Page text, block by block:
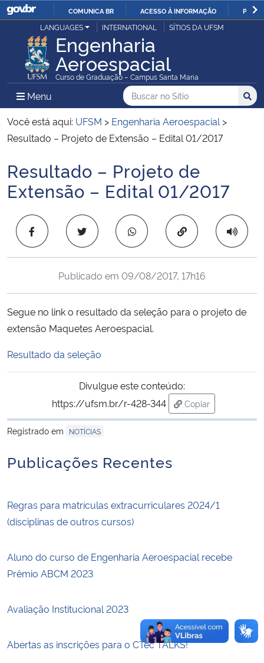
IR
PARA
O
CONTEÚDO
COMUNICA BR ACESSO À INFORMAÇÃO
Ministério da Justiça e Segurança Pública
Ministério da Defesa
Ministério das Relações Exteriores
Ministério da Infraestrutura
Ministério da Educação
Ministério da Cidadania
Ministério de Minas e Energia
Ministério do Meio Ambiente
Ministério do Turismo
Ministério do Desenvolvimento Regional
Ministério da Mulher, da Família e dos Direitos Humanos
Secretaria-Geral
Advocacia-Geral da União
LANGUAGES INTERNATIONAL SÍTIOS DA UFSM
Engenharia
Aeroespacial
Curso de Graduação – Campus Santa Maria
Menu Menu Principal do Sítio
Busca
Buscar no no Sítio
Busca:
Você está aqui: UFSM > Engenharia Aeroespacial >
Resultado – Projeto de Extensão – Edital 01/2017
Início do conteúdo
Resultado – Projeto de
Extensão – Edital 01/2017
Copiar para área
Publicado em 09/08/2017, 17h16
Segue no link o resultado da seleção para o projeto de
extensão Maquetes Aeroespacial.
Resultado da seleção
Divulgue este conteúdo:
https://ufsm.br/r-428-344
Copiar
para área de
Registrado em
NOTÍCIAS
Publicações Recentes
Regras para matrículas extracurriculares 2024/1
(disciplinas de outros cursos)
Aluno do curso de Engenharia Aeroespacial recebe
Prêmio ABCM 2023
Avaliação Institucional 2023
Abertas as inscrições para o CTec TALKS!